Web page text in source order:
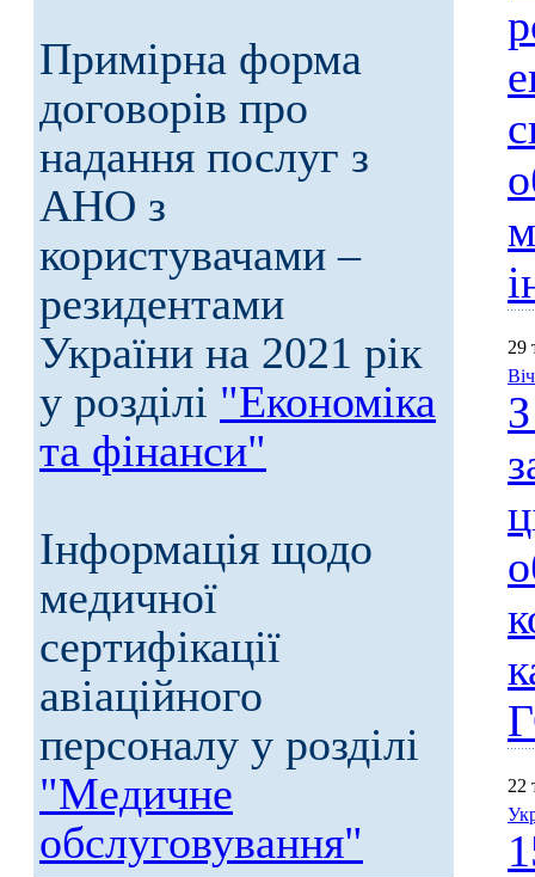
Примірна форма
договорів про
надання послуг з
АНО з
користувачами –
резидентами
України на 2021 рік
у розділі "Економіка
та фінанси"
Інформація щодо
медичної
сертифікації
авіаційного
персоналу у розділі
"Медичне
обслуговування"
29
22